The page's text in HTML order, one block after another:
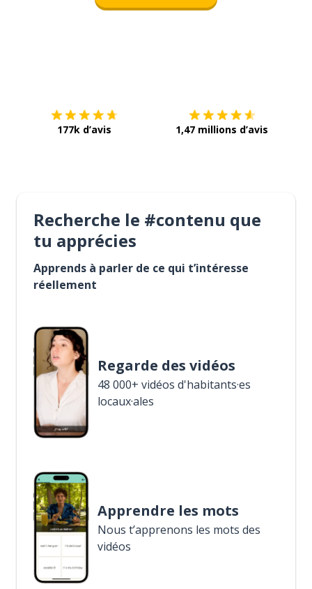
177k d’avis 1,47 millions d’avis
Recherche le #contenu que
tu apprécies
Apprends à parler de ce qui t’intéresse
réellement
Regarde des vidéos
48 000+ vidéos d'habitants·es
locaux·ales
Apprendre les mots
Nous t’apprenons les mots des
vidéos